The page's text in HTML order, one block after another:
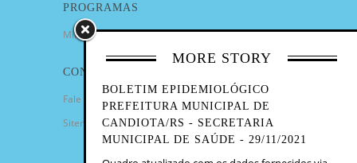
MORE STORY
BOLETIM EPIDEMIOLÓGICO
PREFEITURA MUNICIPAL DE
CANDIOTA/RS - SECRETARIA
MUNICIPAL DE SAÚDE - 29/11/2021
PROGRAMAS
Minha Casa Minha Vida
CONTATO
Fale Conosco
Sitemap